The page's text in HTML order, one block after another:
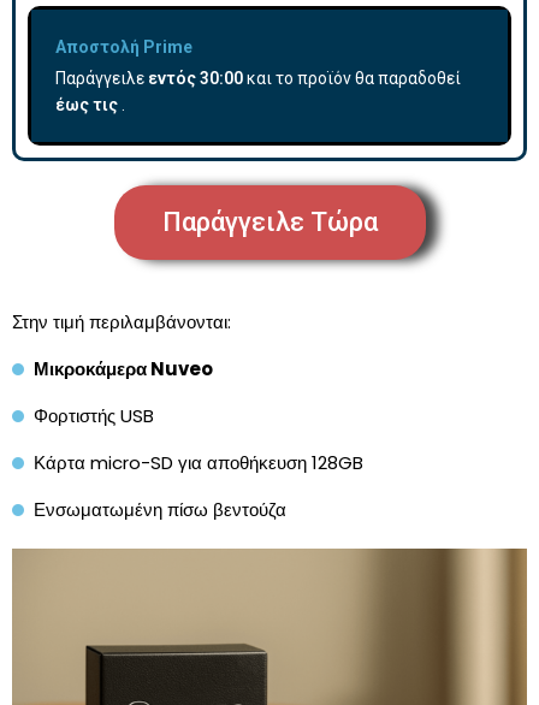
Αποστολή Prime
Παράγγειλε εντός30:00και το προϊόν θα παραδοθεί
έως τις
Παράγγειλε Τώρα
Στην τιμή περιλαμβάνονται:
Μικροκάμερα Nuveo
Φορτιστής USB
Κάρτα micro-SD για αποθήκευση 128GB
Ενσωματωμένη πίσω βεντούζα